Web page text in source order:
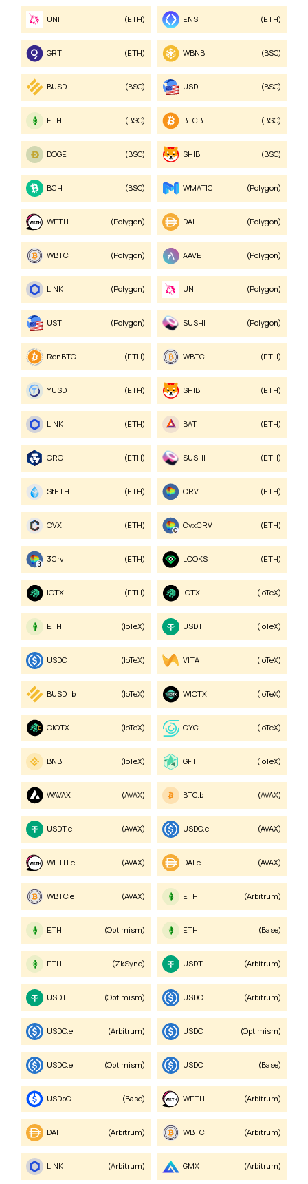
UNI (ETH) ENS (ETH)
GRT (ETH) WBNB (BSC)
BUSD (BSC) USD (BSC)
ETH (BSC) BTCB (BSC)
DOGE (BSC) SHIB (BSC)
BCH (BSC) WMATIC (Polygon)
WETH (Polygon) DAI (Polygon)
WBTC (Polygon) AAVE (Polygon)
LINK (Polygon) UNI (Polygon)
UST (Polygon) SUSHI (Polygon)
renBTC (ETH) WBTC (ETH)
YUSD (ETH) SHIB (ETH)
LINK (ETH) BAT (ETH)
CRO (ETH) SUSHI (ETH)
stETH (ETH) CRV (ETH)
CVX (ETH) cvxCRV (ETH)
3Crv (ETH) LOOKS (ETH)
IOTX (ETH) IOTX (IoTeX)
ETH (IoTeX) USDT (IoTeX)
USDC (IoTeX) VITA (IoTeX)
BUSD_b (IoTeX) WIOTX (IoTeX)
CIOTX (IoTeX) CYC (IoTeX)
BNB (IoTeX) GFT (IoTeX)
WAVAX (AVAX) BTC.b (AVAX)
USDT.e (AVAX) USDC.e (AVAX)
WETH.e (AVAX) DAI.e (AVAX)
WBTC.e (AVAX) ETH (Arbitrum)
ETH (Optimism) ETH (Base)
ETH (zkSync) USDT (Arbitrum)
USDT (Optimism) USDC (Arbitrum)
USDC.e (Arbitrum) USDC (Optimism)
USDC.e (Optimism) USDC (Base)
USDbC (Base) WETH (Arbitrum)
DAI (Arbitrum) WBTC (Arbitrum)
LINK (Arbitrum) GMX (Arbitrum)